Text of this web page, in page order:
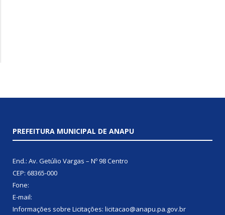
PREFEITURA MUNICIPAL DE ANAPU
End.: Av. Getúlio Vargas – Nº 98 Centro
CEP: 68365-000
Fone:
E-mail:
Informações sobre Licitações: licitacao@anapu.pa.gov.br